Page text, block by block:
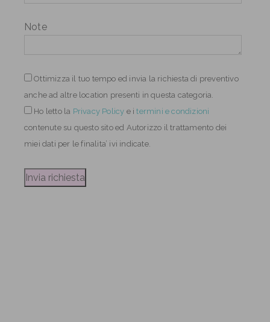
Note
Ottimizza il tuo tempo ed invia la richiesta di preventivo
anche ad altre location presenti in questa categoria.
Ho letto la Privacy Policy e itermini e condizioni
contenute su questo sito ed Autorizzo il trattamento dei
miei dati per le finalita’ ivi indicate.